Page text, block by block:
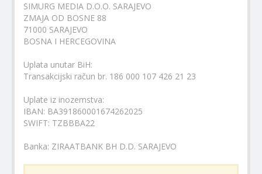
SIMURG MEDIA D.O.O. SARAJEVO
ZMAJA OD BOSNE 88
71000 SARAJEVO
BOSNA I HERCEGOVINA
Uplata unutar BiH:
Transakcijski račun br. 186 000 107 426 21 23
Uplate iz inozemstva:
IBAN: BA391860001674262025
SWIFT: TZBBBA22
Banka: ZIRAATBANK BH D.D. SARAJEVO